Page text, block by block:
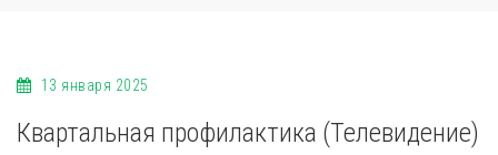
13 января 2025
Квартальная профилактика (Телевидение)